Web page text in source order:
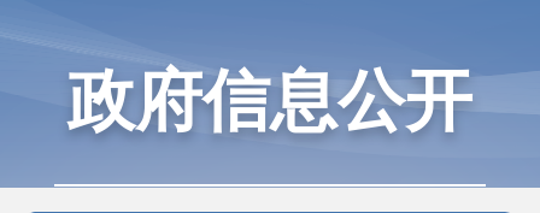
政府信息公开